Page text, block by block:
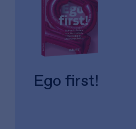
Ego first!